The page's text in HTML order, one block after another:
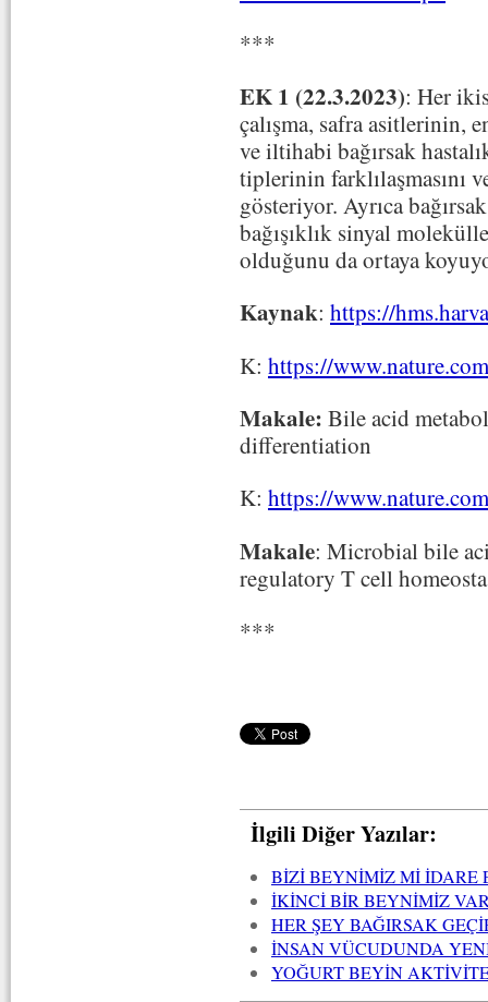
***
EK 1 (22.3.2023): Her
çalışma, safra asitlerinin,
ve iltihabi bağırsak
tiplerinin farklılaşmasını
gösteriyor. Ayrıca
bağışıklık sinyal
olduğunu da ortaya
Kaynak: https://
K: https://
Makale: Bile acid
differentiation
K: https://
Makale: Microbial bile
regulatory T cell
***
İlgili Diğer Yazılar:
BİZİ BEYNİMİZ Mİ İDARE
İKİNCİ BİR BEYNİMİZ
HER ŞEY BAĞIRSAK
İNSAN VÜCUDUNDA
YOĞURT BEYİN